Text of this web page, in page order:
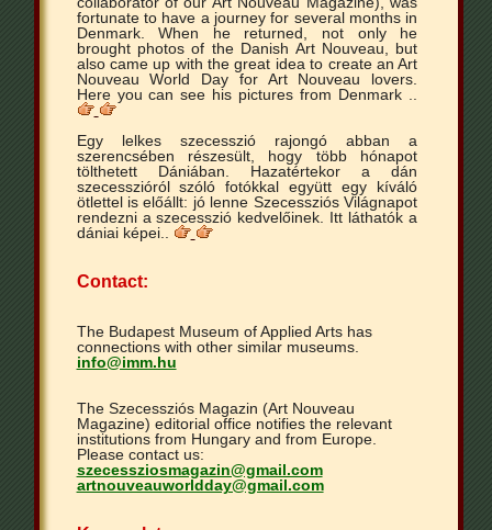
fortunate to have a journey for several months in
Denmark. When he returned, not only he
brought photos of the Danish Art Nouveau, but
also came up with the great idea to create an Art
Nouveau World Day for Art Nouveau lovers.
Here you can see his pictures from Denmark ..
Egy lelkes szecesszió rajongó abban a
szerencsében részesült, hogy több hónapot
tölthetett Dániában. Hazatértekor a dán
szecesszióról szóló fotókkal együtt egy kíváló
ötlettel is előállt: jó lenne Szecessziós Világnapot
rendezni a szecesszió kedvelőinek. Itt láthatók a
dániai képei..
Contact:
The Budapest Museum of Applied Arts has
connections with other similar museums.
info@imm.hu
The Szecessziós Magazin (Art Nouveau
Magazine) editorial office notifies the relevant
institutions from Hungary and from Europe.
Please contact us:
szecessziosmagazin@gmail.com
artnouveauworldday@gmail.com